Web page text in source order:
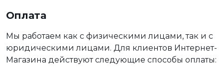
Оплата
Мы работаем как с физическими лицами, так и с
юридическими лицами. Для клиентов Интернет-
Магазина действуют следующие способы оплаты: